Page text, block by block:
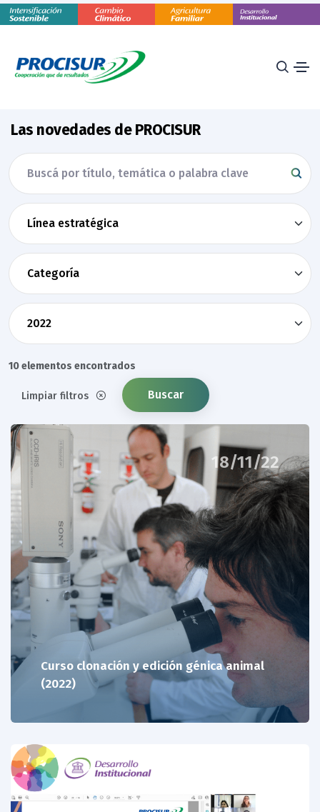
Las novedades de PROCISUR
10 elementos encontrados
Limpiar filtros Buscar
18/11/22
Curso clonación y edición génica animal
(2022)